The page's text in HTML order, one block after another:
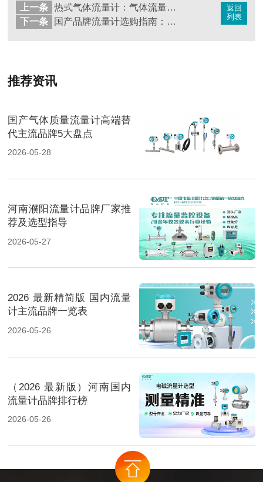
返回
列表
上一条
热式气体流量计：气体流量测量的常用之选
下一条
国产品牌流量计选购指南：核心技巧分析
推荐资讯
国产气体质量流量计高端替
代主流品牌5大盘点
2026-05-28
河南濮阳流量计品牌厂家推
荐及选型指导
2026-05-27
2026 最新精简版 国内流量
计主流品牌一览表
2026-05-26
（2026 最新版）河南国内
流量计品牌排行榜
2026-05-26